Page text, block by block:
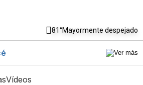
81°Mayormente despejado
Vídeos